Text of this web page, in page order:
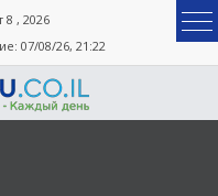
8 , 2026
07/08/26, 21:22